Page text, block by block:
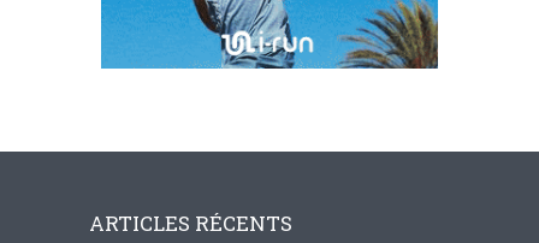
ARTICLES RÉCENTS